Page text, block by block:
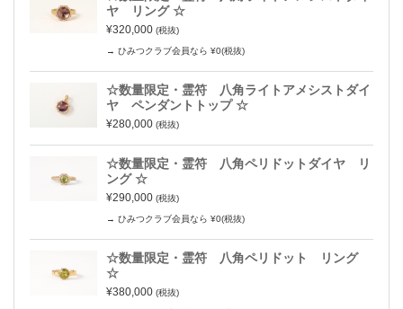
ヤ リング ☆
¥320,000 (税抜)
→ ひみつクラブ会員なら ¥0(税抜)
☆数量限定・霊符 八角ライトアメシストダイ
ヤ ペンダントトップ ☆
¥280,000 (税抜)
☆数量限定・霊符 八角ペリドットダイヤ リ
ング ☆
¥290,000 (税抜)
→ ひみつクラブ会員なら ¥0(税抜)
☆数量限定・霊符 八角ペリドット リング
☆
¥380,000 (税抜)